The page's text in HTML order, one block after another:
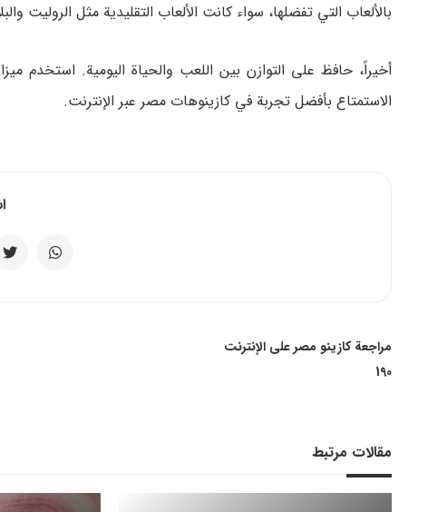
بالألعاب التي تفضلها، سواء كانت الألعاب التقليدية مثل الروليت
أخيراً، حافظ على التوازن بين اللعب والحياة اليومية. استخدم
الاستمتاع بأفضل تجربة في كازينوهات مصر عبر الإنترنت.
مراجعة كازينو مصر على الإنترنت
190
مقالات مرتبط